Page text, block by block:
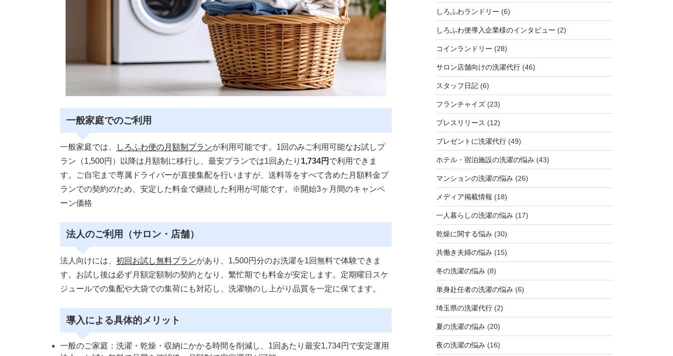
一般家庭でのご利用
一般家庭では、 しろふわ便の月額制プランが利用可能です。1回のみご利用可能なお試しプ
ラン（1,500円）以降は月額制に移行し、最安プランでは1回あたり 1,734円 で利用できま
す。ご自宅まで専属ドライバーが直接集配を行いますが、送料等をすべて含めた月額料金プ
ランでの契約のため、安定した料金で継続した利用が可能です。※開始3ヶ月間のキャンペ
ーン価格
法人のご利用（サロン・店舗）
法人向けには、 初回お試し無料プランがあり、1,500円分のお洗濯を1回無料で体験できま
す。お試し後は必ず月額定額制の契約となり、繁忙期でも料金が安定します。定期曜日スケ
ジュールでの集配や大袋での集荷にも対応し、洗濯物のし上がり品質を一定に保てます。
導入による具体的メリット
一般のご家庭：洗濯・乾燥・収納にかかる時間を削減し、1回あたり最安1,734円で安定運用
しろふわランドリー (6)
しろふわ便導入企業様のインタビュー (2)
コインランドリー (28)
サロン店舗向けの洗濯代行(46)
スタッフ日記(6)
フランチャイズ(23)
プレスリリース (12)
プレゼントに洗濯代行(49)
ホテル・宿泊施設の洗濯の悩み (43)
マンションの洗濯の悩み (26)
メディア掲載情報 (18)
一人暮らしの洗濯の悩み (17)
乾燥に関する悩み (30)
共働き夫婦の悩み (15)
冬の洗濯の悩み (8)
単身赴任者の洗濯の悩み (6)
埼玉県の洗濯代行(2)
夏の洗濯の悩み (20)
夜の洗濯の悩み (16)